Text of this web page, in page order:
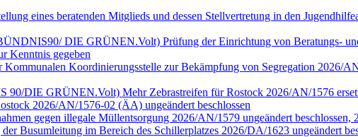
eines beratenden Mitglieds und dessen Stellvertretung in den
DIE GRÜNEN.Volt) Prüfung der Einrichtung von Beratungs-
Kenntnis gegeben
Koordinierungsstelle zur Bekämpfung von Segregation 2026/
DIE GRÜNEN.Volt) Mehr Zebrastreifen für Rostock 2026/AN/1576
2026/AN/1576-02 (ÄA) ungeändert beschlossen
gegen illegale Müllentsorgung 2026/AN/1579 ungeändert
Busumleitung im Bereich des Schillerplatzes 2026/DA/1623 ungeändert